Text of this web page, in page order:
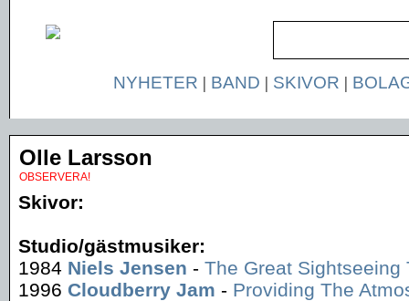
NYHETER | BAND | SKIVOR |
Olle Larsson
OBSERVERA!
Skivor:
Studio/gästmusiker:
1984 Niels Jensen - The Great Sightseeing
1996 Cloudberry Jam - Providing The